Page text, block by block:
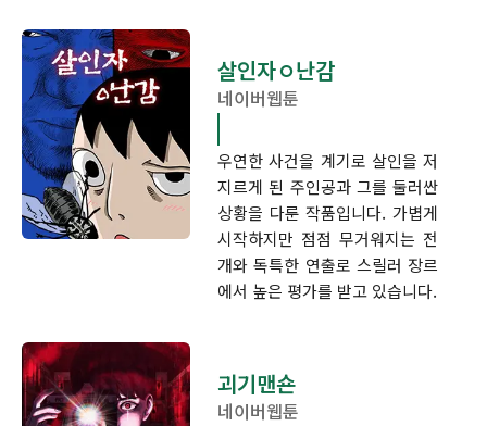
살인자ㅇ난감
네이버웹툰
우연한 사건을 계기로 살인을 저
지르게 된 주인공과 그를 둘러싼
상황을 다룬 작품입니다. 가볍게
시작하지만 점점 무거워지는 전
개와 독특한 연출로 스릴러 장르
에서 높은 평가를 받고 있습니다.
괴기맨숀
네이버웹툰